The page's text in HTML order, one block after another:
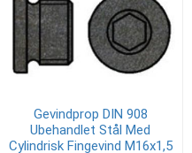
Gevindprop DIN 908
Ubehandlet Stål Med
Cylindrisk Fingevind M16x1,5